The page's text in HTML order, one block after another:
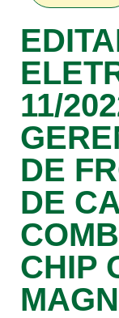
11/
DE
DE
CHIP